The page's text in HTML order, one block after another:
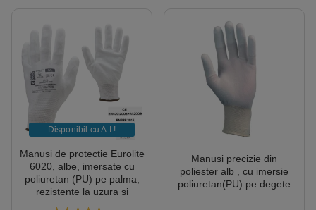
Disponibil cu A.I.​!
Manusi de protectie Eurolite
6020, albe, imersate cu
poliuretan (PU) pe palma,
rezistente la uzura si
Manusi precizie din
poliester alb , cu imersie
poliuretan(PU) pe degete